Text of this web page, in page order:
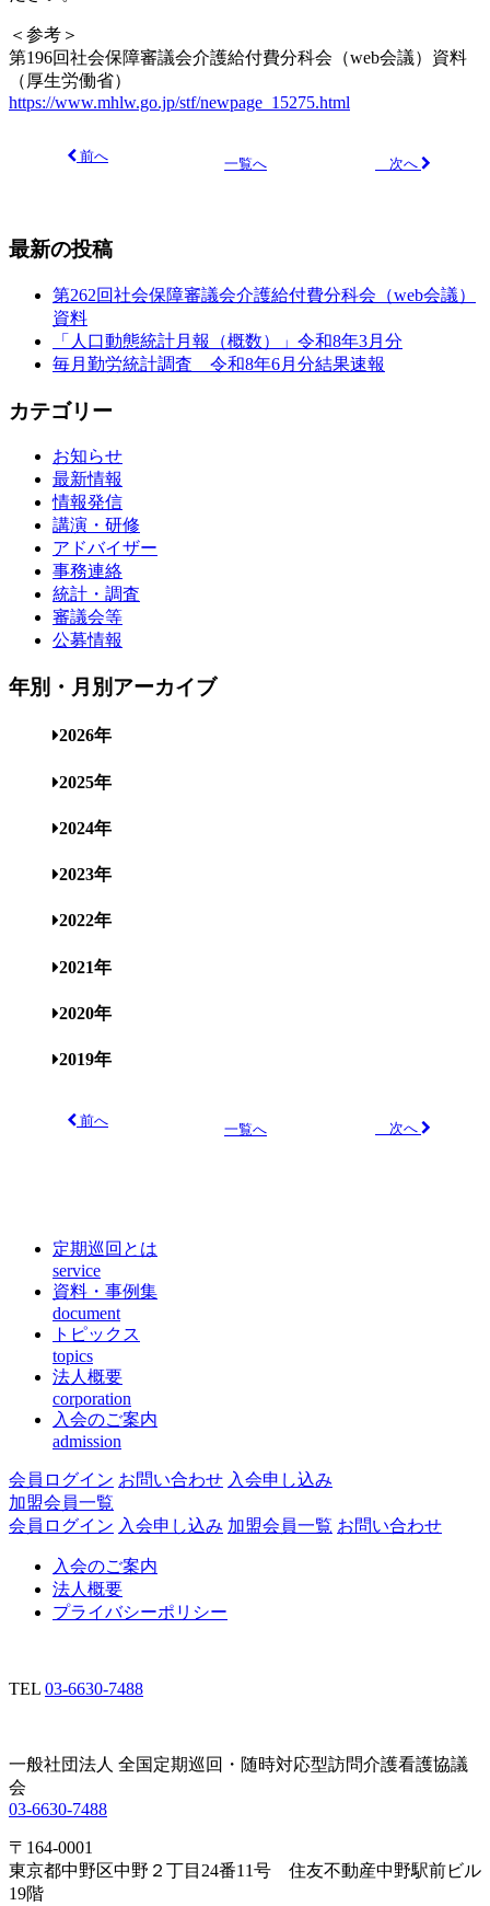
＜参考＞
第196回社会保障審議会介護給付費分科会（web会議）資料
（厚生労働省）
https://www.mhlw.go.jp/stf/newpage_15275.html
前へ
一覧へ 次へ
最新の投稿
第262回社会保障審議会介護給付費分科会（web会議）
資料
「人口動態統計月報（概数）」令和8年3月分
毎月勤労統計調査 令和8年6月分結果速報
カテゴリー
お知らせ
最新情報
情報発信
講演・研修
アドバイザー
事務連絡
統計・調査
審議会等
公募情報
年別・月別アーカイブ
2026年
2025年
2024年
2023年
2022年
2021年
2020年
2019年
前へ
一覧へ 次へ
定期巡回とは
service
資料・事例集
document
トピックス
topics
法人概要
corporation
入会のご案内
admission
会員ログイン お問い合わせ 入会申し込み
加盟会員一覧
会員ログイン 入会申し込み 加盟会員一覧 お問い合わせ
入会のご案内
法人概要
プライバシーポリシー
TEL 03-6630-7488
一般社団法人 全国定期巡回・随時対応型訪問介護看護協議
会
03-6630-7488
〒164-0001
東京都中野区中野２丁目24番11号 住友不動産中野駅前ビル
19階